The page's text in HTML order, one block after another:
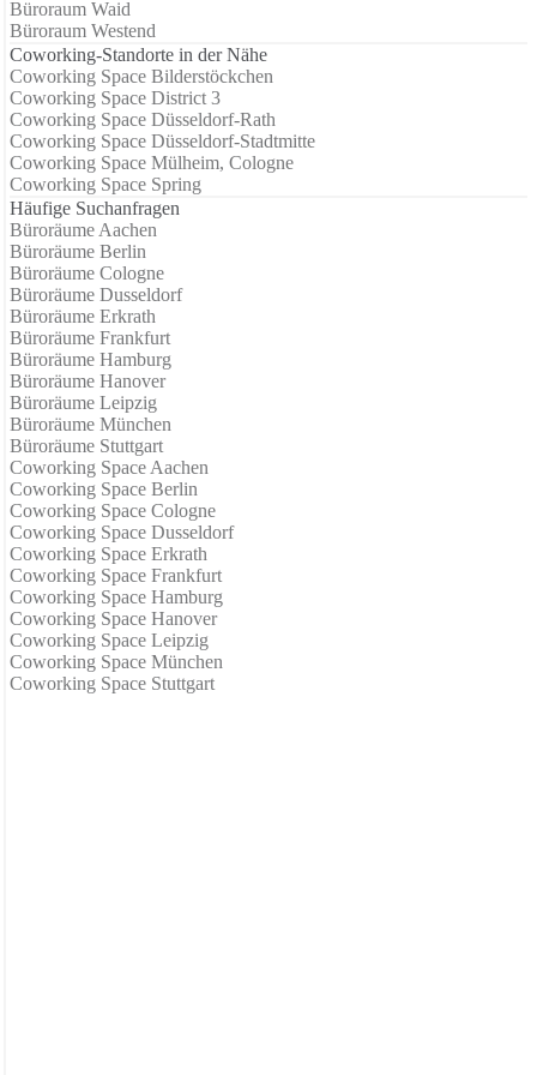
Büroraum Waid
Büroraum Westend
Coworking-Standorte in der Nähe
Coworking Space Bilderstöckchen
Coworking Space District 3
Coworking Space Düsseldorf-Rath
Coworking Space Düsseldorf-Stadtmitte
Coworking Space Mülheim, Cologne
Coworking Space Spring
Häufige Suchanfragen
Büroräume Aachen
Büroräume Berlin
Büroräume Cologne
Büroräume Dusseldorf
Büroräume Erkrath
Büroräume Frankfurt
Büroräume Hamburg
Büroräume Hanover
Büroräume Leipzig
Büroräume München
Büroräume Stuttgart
Coworking Space Aachen
Coworking Space Berlin
Coworking Space Cologne
Coworking Space Dusseldorf
Coworking Space Erkrath
Coworking Space Frankfurt
Coworking Space Hamburg
Coworking Space Hanover
Coworking Space Leipzig
Coworking Space München
Coworking Space Stuttgart